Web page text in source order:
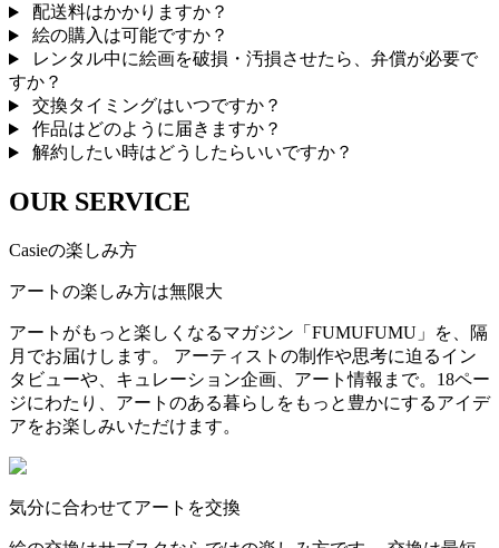
配送料はかかりますか？
絵の購入は可能ですか？
レンタル中に絵画を破損・汚損させたら、弁償が必要で
すか？
交換タイミングはいつですか？
作品はどのように届きますか？
解約したい時はどうしたらいいですか？
OUR SERVICE
Casieの楽しみ方
アートの楽しみ方は無限大
アートがもっと楽しくなるマガジン「FUMUFUMU」を、隔
月でお届けします。 アーティストの制作や思考に迫るイン
タビューや、キュレーション企画、アート情報まで。18ペー
ジにわたり、アートのある暮らしをもっと豊かにするアイデ
アをお楽しみいただけます。
気分に合わせてアートを交換